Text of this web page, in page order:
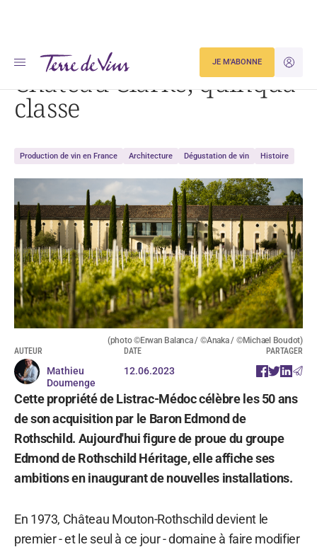
JE
JE M'ABONNE
Accueil Actualités Château Clarke, quinqua classe
Château Clarke, quinqua
classe
Production de vin en France Architecture Dégustation de vin Histoire
(photo ©Erwan Balanca / ©Anaka / ©Michael Boudot)
AUTEUR
Mathieu
Doumenge
DATE
12.06.2023
PARTAGER
Cette propriété de Listrac-Médoc célèbre les 50 ans
de son acquisition par le Baron Edmond de
Rothschild. Aujourd'hui figure de proue du groupe
Edmond de Rothschild Héritage, elle affiche ses
ambitions en inaugurant de nouvelles installations.
En 1973, Château Mouton-Rothschild devient le
premier - et le seul à ce jour - domaine à faire modifier